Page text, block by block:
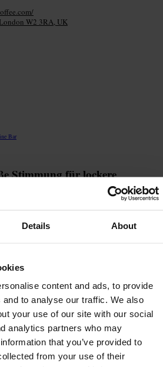
Details About
content and ads, to provide
to analyse our traffic. We also
your use of our site with our social
analytics partners who may
that you’ve provided to
from your use of their
W2 3RA, UK
Bar
Stimmung für lockere
Sitzzahl, gedämpfter Beleuchtung und
Das Personal ist routiniert und berät
trifft man auf ein gemischtes Publikum:
Einzelpersonen.